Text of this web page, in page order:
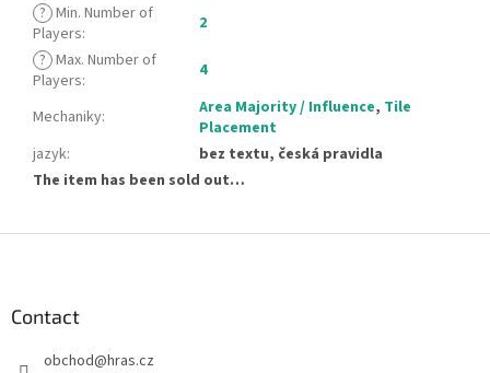
? Min. Number of
Players:
2
? Max. Number of
Players: 4
Mechaniky: Area Majority / Influence, Tile
Placement
jazyk:
bez textu, česká pravidla
The item has been sold out…
Contact
obchod@hras.cz